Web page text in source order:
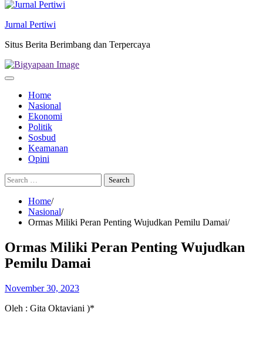
Jurnal Pertiwi
Situs Berita Berimbang dan Terpercaya
Home
Nasional
Ekonomi
Politik
Sosbud
Keamanan
Opini
Search
for:
Home
Nasional
Ormas Miliki Peran Penting Wujudkan Pemilu Damai
Ormas Miliki Peran Penting Wujudkan
Pemilu Damai
November 30, 2023
Oleh : Gita Oktaviani )*